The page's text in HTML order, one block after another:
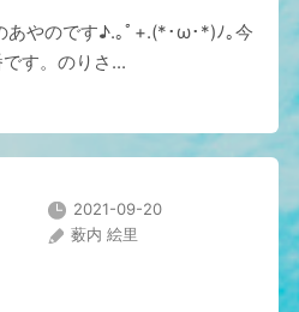
あやのです♪.｡ﾟ+.(*･ω･*)ﾉ｡今
す。のりさ...
2021-09-20
薮内 絵里